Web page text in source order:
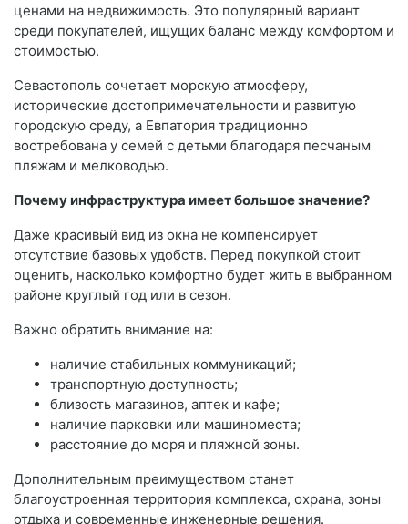
ценами на недвижимость. Это популярный вариант
среди покупателей, ищущих баланс между комфортом и
стоимостью.
Севастополь сочетает морскую атмосферу,
исторические достопримечательности и развитую
городскую среду, а Евпатория традиционно
востребована у семей с детьми благодаря песчаным
пляжам и мелководью.
Почему инфраструктура имеет большое значение?
Даже красивый вид из окна не компенсирует
отсутствие базовых удобств. Перед покупкой стоит
оценить, насколько комфортно будет жить в выбранном
районе круглый год или в сезон.
Важно обратить внимание на:
наличие стабильных коммуникаций;
транспортную доступность;
близость магазинов, аптек и кафе;
наличие парковки или машиноместа;
расстояние до моря и пляжной зоны.
Дополнительным преимуществом станет
благоустроенная территория комплекса, охрана, зоны
отдыха и современные инженерные решения.